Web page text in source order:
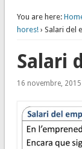
You are here:
hores!› Salari del
Salari
16 novembre,